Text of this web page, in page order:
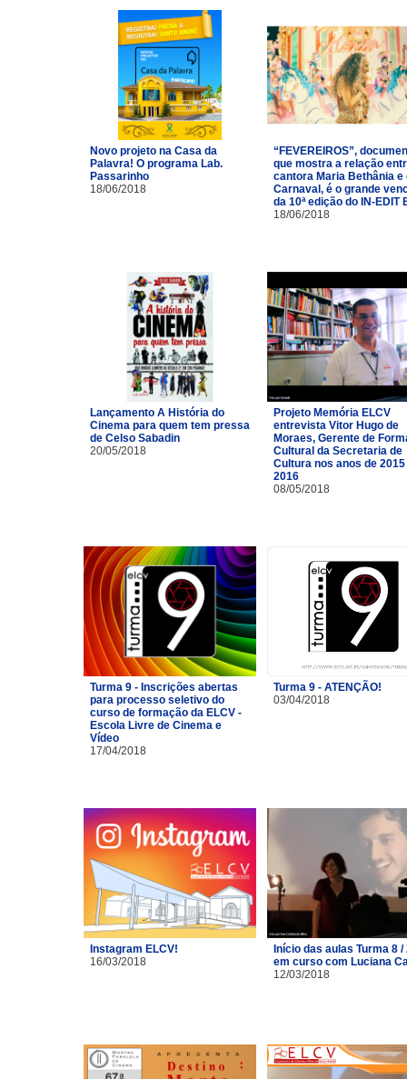
Novo projeto na Casa da
Palavra! O programa Lab.
Passarinho
18/06/2018
“FEVEREIROS”,
que mostra a relação
cantora Maria Bethânia e
Carnaval, é o grande
da 10ª edição do IN-EDIT
18/06/2018
Lançamento A História do
Cinema para quem tem pressa
de Celso Sabadin
20/05/2018
Projeto Memória ELCV
entrevista Vitor Hugo de
Moraes, Gerente de
Cultural da Secretaria de
Cultura nos anos de 2015
2016
08/05/2018
Turma 9 - Inscrições abertas
para processo seletivo do
curso de formação da ELCV -
Escola Livre de Cinema e
Vídeo
17/04/2018
Turma 9 - ATENÇÃO!
03/04/2018
Instagram ELCV!
16/03/2018
Início das aulas Turma 8 /
em curso com Luciana
12/03/2018